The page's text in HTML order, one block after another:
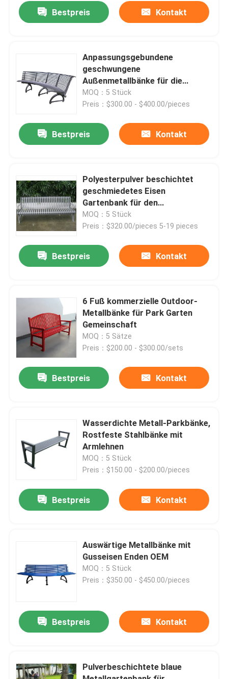
Zu Hause
Über uns
Qualitätskontrolle
Neuigkeiten
Bitte um ein Angebot
Holzbänke im Freien
Bestpreis Kontakt
Anpassungsgebundene
geschwungene
Außenmetallbänke für die
Bushaltestelle Park Street
MOQ：5 Stück
Preis：$300.00 - $400.00/pieces
Bestpreis Kontakt
Polyesterpulver beschichtet
geschmiedetes Eisen
Gartenbank für den
Schulcampus
MOQ：5 Stück
Preis：$320.00/pieces 5-19 pieces
Bestpreis Kontakt
6 Fuß kommerzielle Outdoor-
Metallbänke für Park Garten
Gemeinschaft
MOQ：5 Sätze
Preis：$200.00 - $300.00/sets
Bestpreis Kontakt
Wasserdichte Metall-Parkbänke,
Rostfeste Stahlbänke mit
Armlehnen
MOQ：5 Stück
Preis：$150.00 - $200.00/pieces
Bestpreis Kontakt
Auswärtige Metallbänke mit
Gusseisen Enden OEM
MOQ：5 Stück
Preis：$350.00 - $450.00/pieces
Bestpreis Kontakt
Pulverbeschichtete blaue